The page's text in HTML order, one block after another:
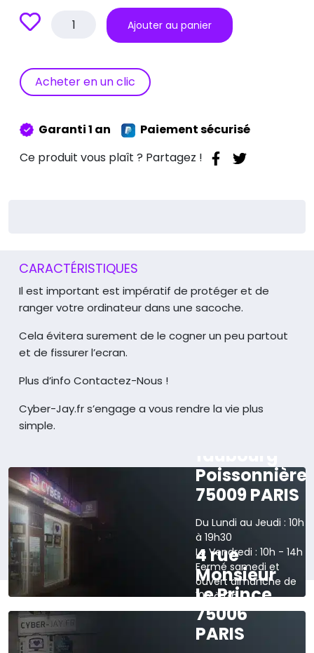
quantité
Pochette
13
Pouces
Ajouter au panier
Acheter en un clic
Garanti 1 an
Paiement sécurisé
Ce produit vous plaît ? Partagez !
CARACTÉRISTIQUES
Il est important est impératif de protéger et de
ranger votre ordinateur dans une sacoche.
Cela évitera surement de le cogner un peu partout
et de fissurer l’ecran.
Plus d’info Contactez-Nous !
Cyber-Jay.fr s’engage a vous rendre la vie plus
simple.
Poissonnière
75009 PARIS
Du Lundi au Jeudi : 10h
à 19h30
Le Vendredi : 10h - 14h
Fermé samedi et
ouvert dimanche de
10h à 13h
Voir sur la carte
4 rue
Monsieur
Le Prince
75006
PARIS